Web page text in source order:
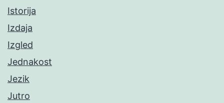
Istorija
Izdaja
Izgled
Jednakost
Jezik
Jutro